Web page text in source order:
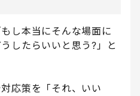
し本当にそんな場面に
したらいいと思う?」と
応策を「それ、いい